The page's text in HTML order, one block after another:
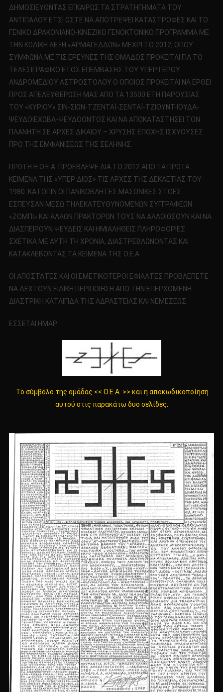
ΔΗΜΟΣΙΕΥΟΝΤΑΣ ΕΓΚΑΙΡΩΣ ΤΑ ΣΤΡΑΤΗΓΗΜΑΤΑ ΤΟΥ
ΑΝΤΙΠΑΛΟΥ ΕΤΣΙ ΩΣΤΕ ΝΑ ΑΠΟΤΡΕΨΕΙ ΚΑΤΑΣΤΡΟΦΕΣ ΚΑΙ ΤΟ
ΓΕΝΙΚΟ ΔΡΑΚΟΝΙΑΝΟ-ΚΙΝΕΖΙΚΟ ΓΕΝΟΚΤΟΝΙΚΟ ΠΡΟΓΡΑΜΜΑ ΜΕ
ΤΗΝ ΚΩΔΙΚΗ ΛΕΞΗ «ΑΡΜΑΓΕΔΔΩΝ» ΜΕΧΡΙ ΤΟ 2012, ΟΠΟΥ
ΣΥΜΦΩΝΑ ΜΕ ΤΙΣ ΕΡΕΥΝΕΣ ΤΗΣ ΟΜΑΔΟΣ ΠΡΟΚΕΙΤΑΙ ΓΙΑ ΤΟ
ΤΕΛΕΣΙΓΡΑΦΙΚΟ ΕΤΟΣ ΕΠΕΜΒΑΣΗΣ ΤΟΥ ΥΠΕΡΤΕΡΟΥ
ΑΝΔΡΟΜΕΔΙΟΥ ΑΣΤΡΟΣΤΟΛΟΥ Ο ΟΠΟΙΟΣ ΠΡΟΚΕΙΤΑΙ ΝΑ ΕΡΘΕΙ
ΠΡΟΣ ΑΠΕΛΕΥΘΕΡΩΣΗ ΜΑΣ ΑΠΟ ΤΑ 13500 ΕΤΗ ΠΑΡΟΥΣΙΑΣ
ΤΟΥ «ΚΥΡΙΟΥ» ΣΙΝ-ΣΙΩΝ-ΤΖΕΝΤΑΪ-ΣΕΝΤΑΪ-ΤΖΙΟΥΝΤ-ΙΟΥΔΑ-
ΨΕΥΔΟΙΕΧΩΒΑ-ΨΕΥΔΟΟΝΤΟΣ ΚΑΙ ΝΑ ΑΠΟΚΑΤΑΣΤΗΣΕΙ ΤΟΝ
ΠΛΑΝΗΤΗ ΣΕ ΑΡΧΕΣ ΔΙΚΑΙΟΥ – ΧΡΥΣΗΣ ΕΠΟΧΗΣ ΙΣΧΥΟΥΣΕΣ
ΠΡΟ ΤΗΣ ΕΜΦΑΝΙΣΕΩΣ ΤΗΣ ΣΕΛΗΝΗΣ.
ΠΡΩΤΗ Η Ο.Ε.Α. ΠΡΟΕΒΛΕΨΕ ΔΙΑ ΤΟ 2012 ΑΠΟ ΤΑ ΠΡΩΤΑ
ΚΕΙΜΕΝΑ ΤΗΣ «ΥΠΕΡ ΔΙΟΣ» ΤΙΣ ΑΡΧΕΣ ΤΗΣ ΔΕΚΑΕΤΙΑΣ ΤΟΥ
1980. ΚΑΤΟΠΙΝ ΟΙ ΠΑΝΙΚΟΒΛΗΤΕΣ ΜΑΣΟΝΙΚΕΣ ΣΤΟΕΣ
ΕΣΠΕΥΣΑΝ ΜΕΣΩ ΤΗΛΕΚΑΤΕΥΘΥΝΟΜΕΝΩΝ ΣΥΓΓΡΑΦΕΩΝ
«ΖΟΜΠΙ» ΚΑΙ ΑΛΛΩΝ ΠΡΑΚΤΟΡΩΝ ΤΟΥΣ ΝΑ ΑΛΛΟΙΩΣΟΥΝ ΚΑΙ ΝΑ
ΔΙΑΣΠΕΙΡΟΥΝ ΨΕΥΔΕΙΣ ΚΑΙ ΗΜΙΑΛΗΘΕΙΣ ΠΛΗΡΟΦΟΡΙΕΣ
ΣΧΕΤΙΚΑ ΜΕ ΑΥΤΗ ΤΗ ΧΡΟΝΙΑ, ΔΙΑΣΤΡΕΒΛΩΝΟΝΤΑΣ ΚΑΙ
ΚΑΤΑΚΛΕΒΟΝΤΑΣ ΤΑ ΚΕΙΜΕΝΑ ΤΗΣ Ο.Ε.Α.
ΟΙ ΑΠΟΣΤΑΤΕΣ ΚΑΙ ΟΙ ΕΜΕΤΙΚΟΤΕΡΟΙ ΕΦΙΑΛΤΕΣ ΠΡΟΒΛΕΠΕΤΕ
ΝΑ ΔΕΧΤΟΥΝ ΕΙΔΙΚΗ ΠΕΡΙΠΟΙΗΣΗ ΑΠΟ ΤΗΝ ΕΠΕΡΧΟΜΕΝΗ
ΔΙΑΣΤΡΙΚΗ ΚΑΤΑΙΓΙΔΑ ΤΗΣ ΑΔΡΑΣΤΕΙΑΣ ΚΑΙ ΝΕΜΕΣΕΩΣ.
ΕΣΣΕΤΑΙ ΗΜΑΡ
Το σύμβολο της ομάδας << Ο.Ε.Α. >> και η αποκωδικοποίηση
αυτού στις παρακάτω δυο σελίδες: